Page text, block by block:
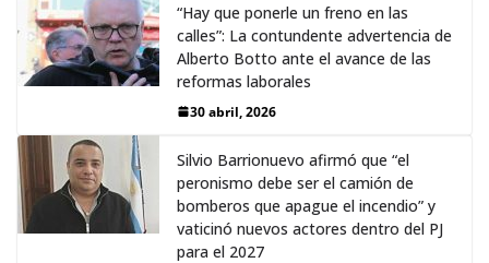
“Hay que ponerle un freno en las
calles”: La contundente advertencia de
Alberto Botto ante el avance de las
reformas laborales
30 abril, 2026
Silvio Barrionuevo afirmó que “el
peronismo debe ser el camión de
bomberos que apague el incendio” y
vaticinó nuevos actores dentro del PJ
para el 2027